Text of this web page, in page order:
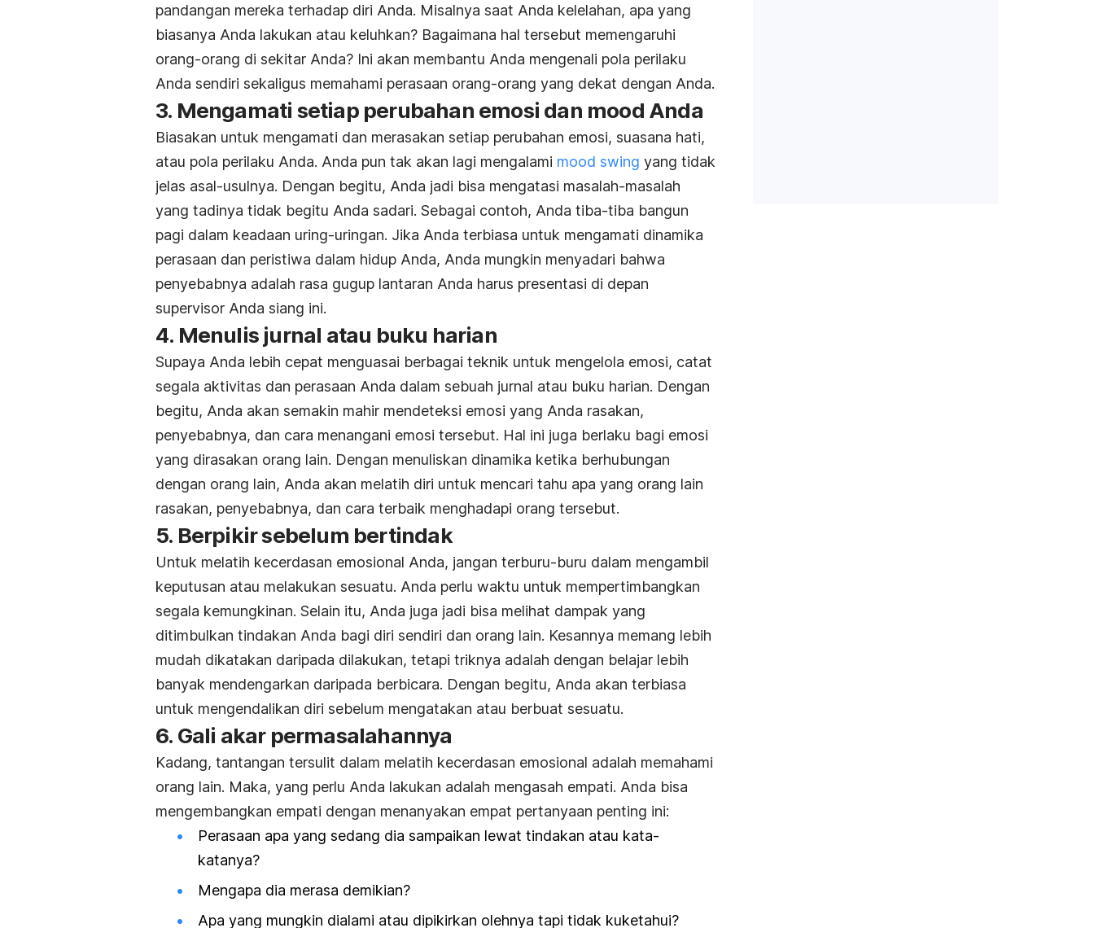
pandangan mereka terhadap diri Anda. Misalnya saat Anda kelelahan, apa yang
biasanya Anda lakukan atau keluhkan? Bagaimana hal tersebut memengaruhi
orang-orang di sekitar Anda? Ini akan membantu Anda mengenali pola perilaku
Anda sendiri sekaligus memahami perasaan orang-orang yang dekat dengan Anda.
3. Mengamati setiap perubahan emosi dan mood Anda
Biasakan untuk mengamati dan merasakan setiap perubahan emosi, suasana hati,
atau pola perilaku Anda. Anda pun tak akan lagi mengalami mood swing yang tidak
jelas asal-usulnya. Dengan begitu, Anda jadi bisa mengatasi masalah-masalah
yang tadinya tidak begitu Anda sadari. Sebagai contoh, Anda tiba-tiba bangun
pagi dalam keadaan uring-uringan. Jika Anda terbiasa untuk mengamati dinamika
perasaan dan peristiwa dalam hidup Anda, Anda mungkin menyadari bahwa
penyebabnya adalah rasa gugup lantaran Anda harus presentasi di depan
supervisor Anda siang ini.
4. Menulis jurnal atau buku harian
Supaya Anda lebih cepat menguasai berbagai teknik untuk mengelola emosi, catat
segala aktivitas dan perasaan Anda dalam sebuah jurnal atau buku harian. Dengan
begitu, Anda akan semakin mahir mendeteksi emosi yang Anda rasakan,
penyebabnya, dan cara menangani emosi tersebut. Hal ini juga berlaku bagi emosi
yang dirasakan orang lain. Dengan menuliskan dinamika ketika berhubungan
dengan orang lain, Anda akan melatih diri untuk mencari tahu apa yang orang lain
rasakan, penyebabnya, dan cara terbaik menghadapi orang tersebut.
5. Berpikir sebelum bertindak
Untuk melatih kecerdasan emosional Anda, jangan terburu-buru dalam mengambil
keputusan atau melakukan sesuatu. Anda perlu waktu untuk mempertimbangkan
segala kemungkinan. Selain itu, Anda juga jadi bisa melihat dampak yang
ditimbulkan tindakan Anda bagi diri sendiri dan orang lain. Kesannya memang lebih
mudah dikatakan daripada dilakukan, tetapi triknya adalah dengan belajar lebih
banyak mendengarkan daripada berbicara. Dengan begitu, Anda akan terbiasa
untuk mengendalikan diri sebelum mengatakan atau berbuat sesuatu.
6. Gali akar permasalahannya
Kadang, tantangan tersulit dalam melatih kecerdasan emosional adalah memahami
orang lain. Maka, yang perlu Anda lakukan adalah mengasah empati. Anda bisa
mengembangkan empati dengan menanyakan empat pertanyaan penting ini:
Perasaan apa yang sedang dia sampaikan lewat tindakan atau kata-
katanya?
Mengapa dia merasa demikian?
Apa yang mungkin dialami atau dipikirkan olehnya tapi tidak kuketahui?